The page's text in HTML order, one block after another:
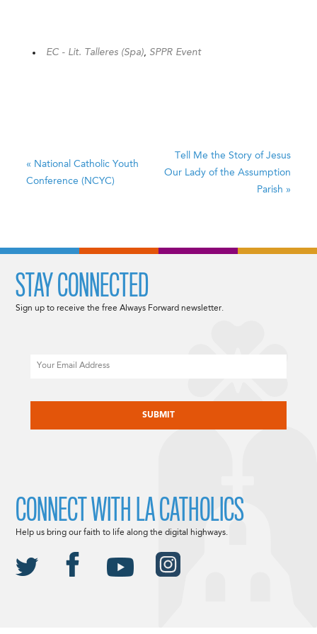
EC - Lit. Talleres (Spa) SPPR Event
« National Catholic Youth
Conference (NCYC)
Tell Me the Story of Jesus
Our Lady of the Assumption
Parish »
STAY CONNECTED
Sign up to receive the free Always Forward newsletter.
CONNECT WITH LA CATHOLICS
Help us bring our faith to life along the digital highways.